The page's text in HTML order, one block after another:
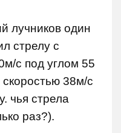
лучников один
стрелу с
с под углом 55
скоростью 38м/с
чья стрела
раз?).